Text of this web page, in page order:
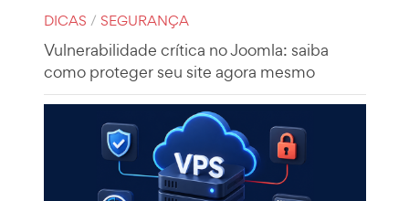
DICAS / SEGURANÇA
Vulnerabilidade crítica no Joomla: saiba
como proteger seu site agora mesmo